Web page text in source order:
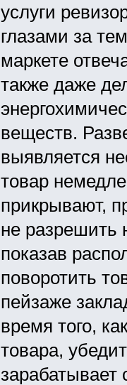
услуги
глазами за
маркете
также даже
веществ.
выявляется
товар
прикрывают,
не разрешить
показав
поворотить
пейзаже
время того,
товара,
зарабатывает